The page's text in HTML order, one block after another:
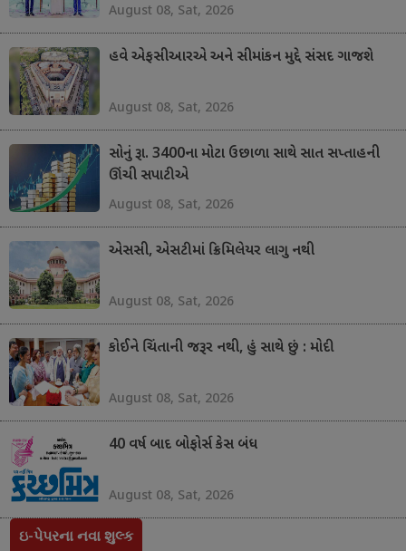
August 08, Sat, 2026
હવે એફસીઆરએ અને સીમાંકન મુદ્દે સંસદ ગાજશે
August 08, Sat, 2026
સોનું રૂા. 3400ના મોટા ઉછાળા સાથે સાત સપ્તાહની
ઊંચી સપાટીએ
August 08, Sat, 2026
એસસી, એસટીમાં ક્રિમિલેયર લાગુ નથી
August 08, Sat, 2026
કોઈને ચિંતાની જરૂર નથી, હું સાથે છું : મોદી
August 08, Sat, 2026
40 વર્ષ બાદ બોફોર્સ કેસ બંધ
August 08, Sat, 2026
ઇ-પેપરના નવા શુલ્ક